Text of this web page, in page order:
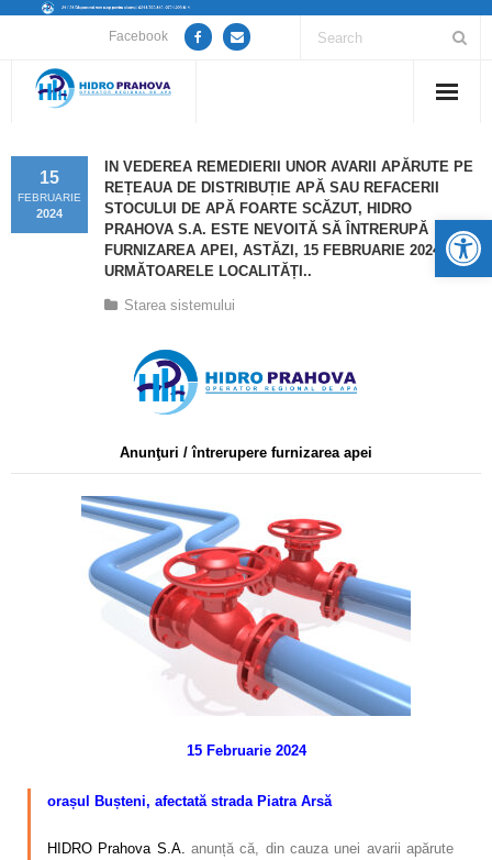
Facebook
Despre noi
Anunțuri lucrări / opriri apă
Guvernanță Corporativă
Informații de interes public
Calitatea apei
Comunicare
IN VEDEREA REMEDIERII UNOR AVARII APĂRUTE PE
REȚEAUA DE DISTRIBUȚIE APĂ SAU REFACERII
STOCULUI DE APĂ FOARTE SCĂZUT, HIDRO
PRAHOVA S.A. ESTE NEVOITĂ SĂ ÎNTRERUPĂ
FURNIZAREA APEI, ASTĂZI, 15 FEBRUARIE 2024, ÎN
URMĂTOARELE LOCALITĂȚI..
15
FEBRUARIE
2024
Starea sistemului
Anunţuri / întrerupere furnizarea apei
15 Februarie 2024
orașul Bușteni, afectată strada Piatra Arsă
HIDRO Prahova S.A. anunță că, din cauza unei avarii apărute